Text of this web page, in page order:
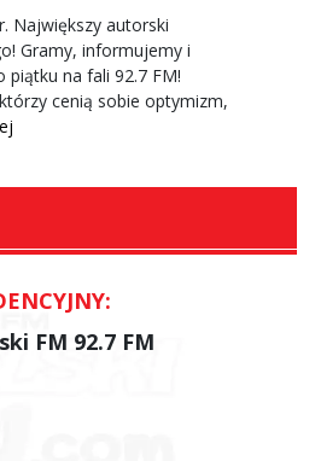
Największy autorski
Gramy, informujemy i
piątku na fali 92.7 FM!
cenią sobie optymizm,
FM 92.7 FM